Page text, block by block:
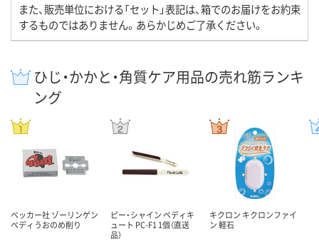
また、販売単位における「セット」表記は、箱でのお届けをお約束
するものではありません。あらかじめご了承ください。
ひじ・かかと・角質ケア用品の売れ筋ランキ
ング
ベッカー社 ゾーリンゲン
ペディうおのめ削り
ピー・シャイン ペディキ
ュート PC-F1 1個（直送
品）
キクロン キクロンファイ
ン 軽石